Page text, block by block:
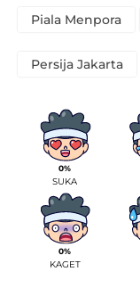
Piala Menpora
Persija Jakarta
0%
SUKA
0%
KAGET